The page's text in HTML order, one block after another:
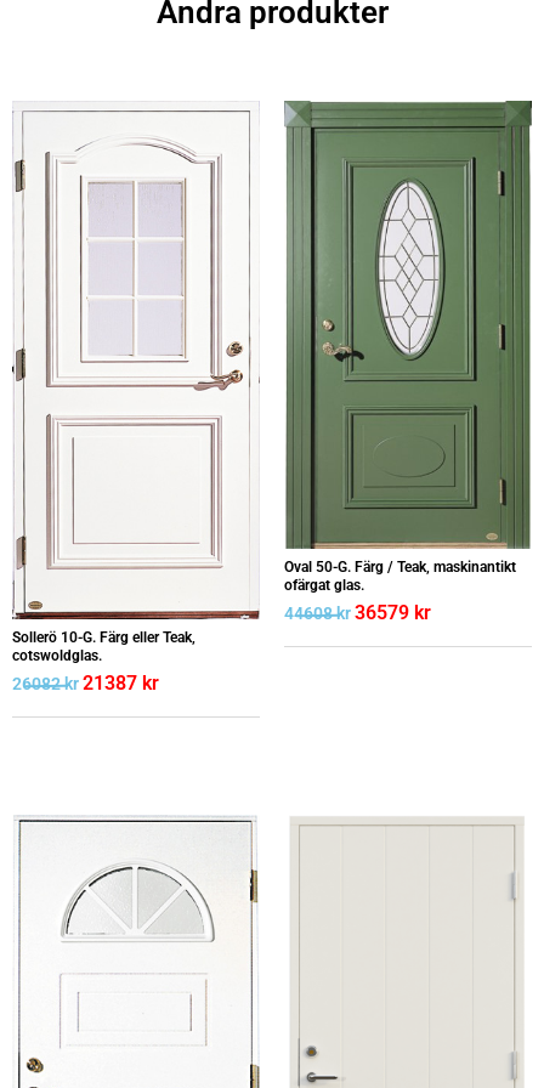
Andra produkter
Sollerö 10-G. Färg eller Teak,
cotswoldglas.
26082kr21387 kr
Oval 50-G. Färg / Teak, maskinantikt
ofärgat glas.
44608kr36579 kr